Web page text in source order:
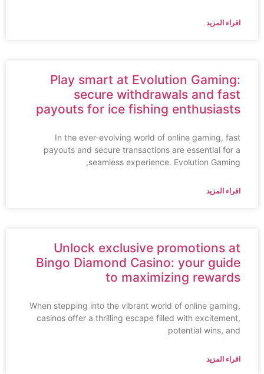
اقراء المزيد
Play smart at Evolution Gaming:
secure withdrawals and fast
payouts for ice fishing enthusiasts
In the ever-evolving world of online gaming, fast
payouts and secure transactions are essential for a
seamless experience. Evolution Gaming,
اقراء المزيد
Unlock exclusive promotions at
Bingo Diamond Casino: your guide
to maximizing rewards
When stepping into the vibrant world of online gaming,
casinos offer a thrilling escape filled with excitement,
potential wins, and
اقراء المزيد